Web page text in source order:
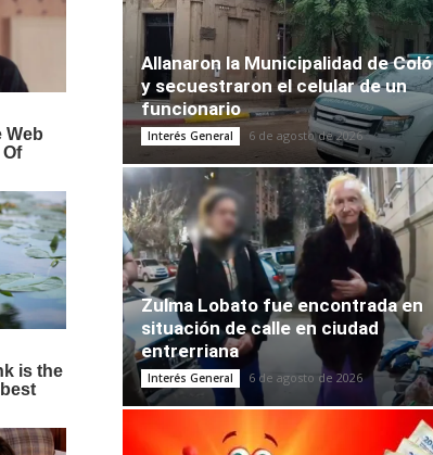
Allanaron la Municipalidad de
y secuestraron el celular de un
funcionario
Interés General 6 de agosto de 2026
Zulma Lobato fue encontrada en
situación de calle en ciudad
entrerriana
Interés General 6 de agosto de 2026